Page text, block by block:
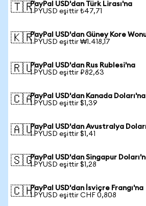
🇹🇷PayPal USD'dan Türk Lirası'na
1 PYUSD eşittir ₺47,71
🇰🇷PayPal USD'dan Güney Kore
1 PYUSD eşittir ₩1.418,17
🇷🇺PayPal USD'dan Rus Rublesi'na
1 PYUSD eşittir ₽82,63
🇨🇦PayPal USD'dan Kanada Doları'na
1 PYUSD eşittir $1,39
🇦🇺PayPal USD'dan Avustralya
1 PYUSD eşittir $1,41
🇸🇬PayPal USD'dan Singapur
1 PYUSD eşittir $1,28
🇨🇭PayPal USD'dan İsviçre Frangı'na
1 PYUSD eşittir CHF 0,808